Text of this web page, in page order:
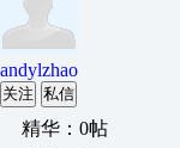
andylzhao
关注 私信
精华：0帖